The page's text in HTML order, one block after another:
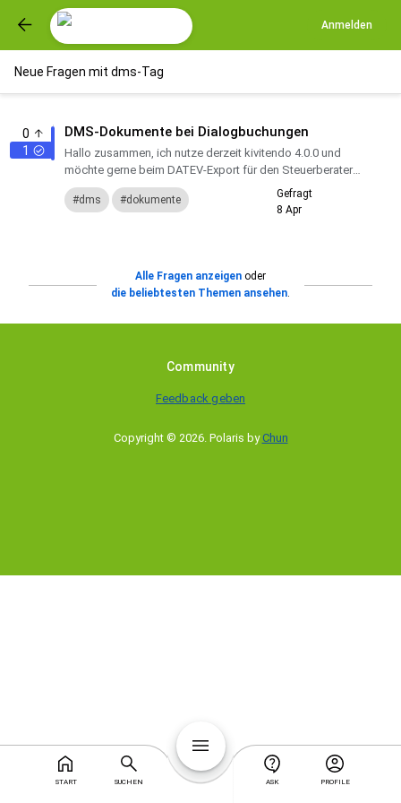
Anmelden
START SUCHEN ASK PROFILE
Neue Fragen mit dms-Tag
0
1
DMS-Dokumente bei Dialogbuchungen
Hallo zusammen, ich nutze derzeit kivitendo 4.0.0 und
möchte gerne beim DATEV-Export für den Steuerberater
bei allen Buchungen die passenden Belege mitgeben. Bei
Ausgan...
Gefragt
8 Apr
dms dokumente
Alle Fragen anzeigen oder
die beliebtesten Themen ansehen.
Community
Feedback geben
Copyright © 2026. Polaris by Chun